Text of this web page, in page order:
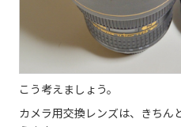
こう考えましょう。
カメラ用交換レンズは、きちん